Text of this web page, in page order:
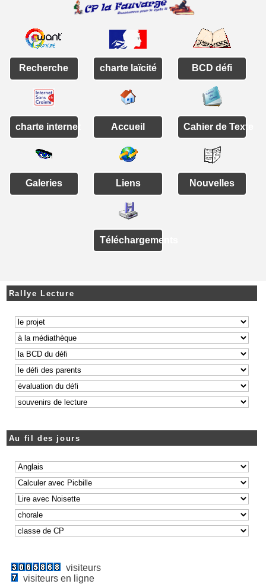
Recherche charte laïcité BCD défi
charte internet Accueil Cahier de Texte
Galeries Liens Nouvelles
Téléchargements
Rallye Lecture
Au fil des jours
visiteurs
visiteurs en ligne